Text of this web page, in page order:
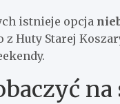
istnieje opcja
Huty Starej
na